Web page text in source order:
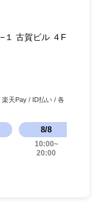
１ 古賀ビル ４F
天Pay / ID払い / 各
8/8
10:00~
20:00